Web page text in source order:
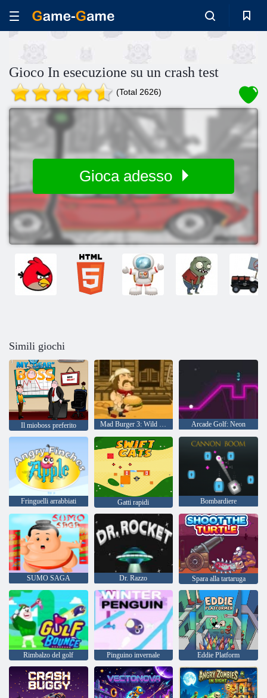
Gioco In esecuzione su un crash test
(Total 2626)
Gioca adesso
Simili giochi
Il mioboss preferito Mad Burger 3: Wild West Arcade Golf: Neon
Fringuelli arrabbiati Gatti rapidi Bombardiere
SUMO SAGA Dr. Razzo Spara alla tartaruga
Rimbalzo del golf Pinguino invernale Eddie Platform